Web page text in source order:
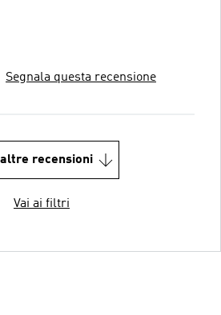
Segnala questa recensione
altre recensioni
Vai ai filtri